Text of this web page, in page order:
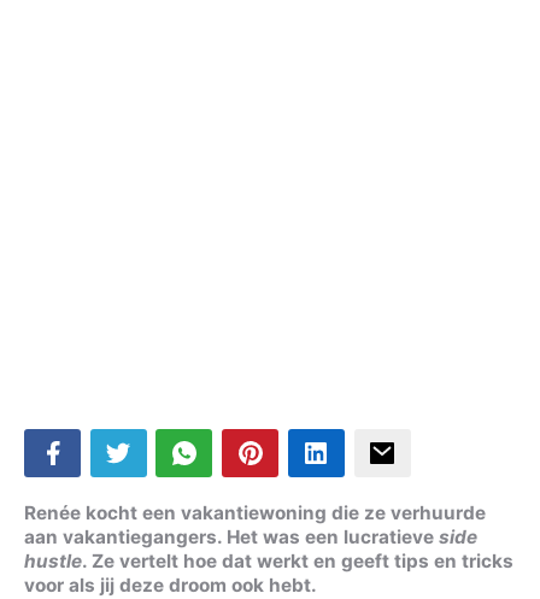
Renée kocht een vakantiewoning die ze verhuurde
aan vakantiegangers. Het was een lucratieve side
hustle. Ze vertelt hoe dat werkt en geeft tips en tricks
voor als jij deze droom ook hebt.